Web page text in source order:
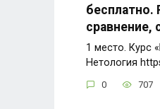
бесплатно.
сравнение,
1 место. Курс
Нетология
0 707